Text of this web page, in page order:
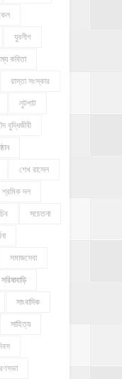
যুবলীগ
কবিতা
রাস্তা সংস্কার
লুটপাট
বুদ্ধিজীবী
শেখ রাসেল
শ্রমিক দল
সচেতনা
সমাজসেবা
সরিষাবাড়ি
সাংবাদিক
সাহিত্য